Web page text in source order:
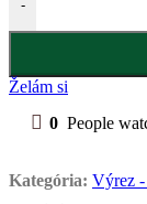
-
Želám si
0 People
Kategória: Výrez -